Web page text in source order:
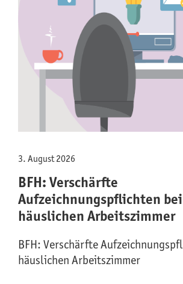
3. August 2026
BFH: Verschärfte
Aufzeichnungspflichten
häuslichen Arbeitszimmer
BFH: Verschärfte
häuslichen Arbeitszimmer